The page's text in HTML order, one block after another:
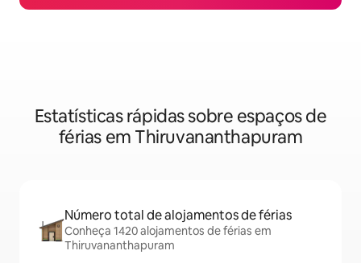
Estatísticas rápidas sobre espaços de
férias em Thiruvananthapuram
Número total de alojamentos de férias
Conheça 1420 alojamentos de férias em
Thiruvananthapuram